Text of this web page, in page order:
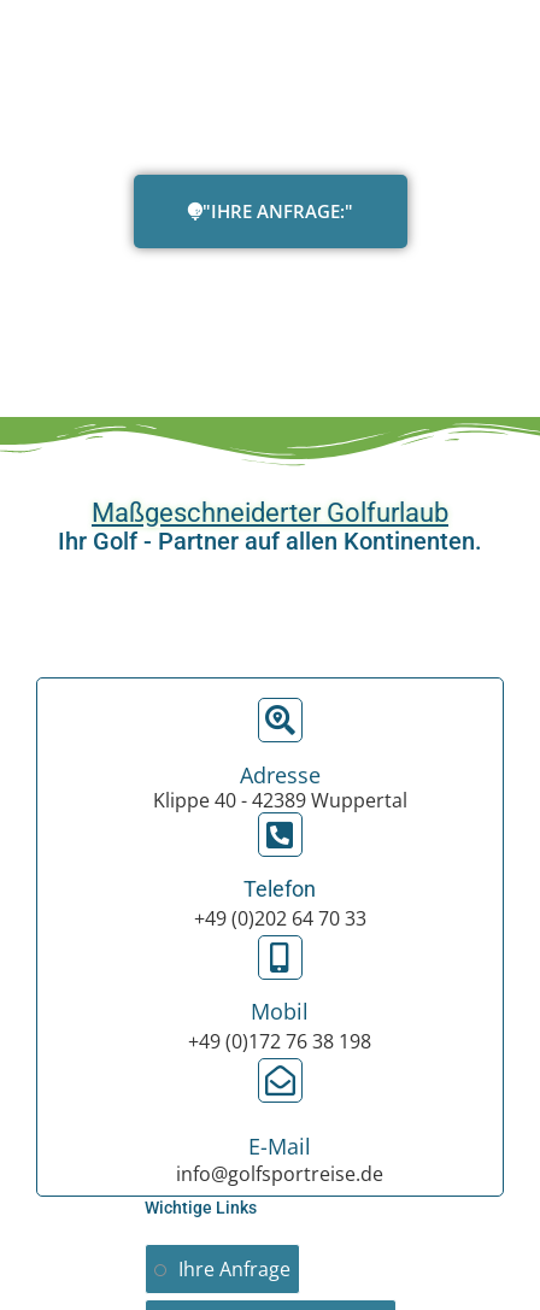
"IHRE ANFRAGE:"
Maßgeschneiderter Golfurlaub
Ihr Golf - Partner auf allen Kontinenten.
Adresse
Klippe 40 - 42389 Wuppertal
Telefon
+49 (0)202 64 70 33
Mobil
+49 (0)172 76 38 198
E-Mail
info@golfsportreise.de
Wichtige Links
Ihre Anfrage